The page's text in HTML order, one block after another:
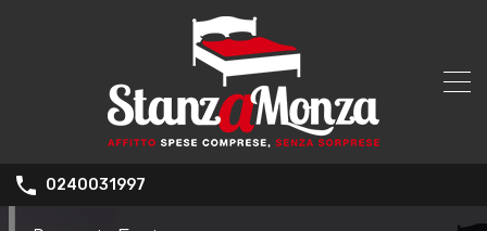
0240031997